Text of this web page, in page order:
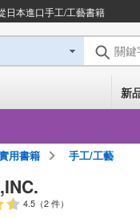
日本進口手工/工藝書籍
關鍵
新
用書籍 手工/工藝
4.5（2 件）